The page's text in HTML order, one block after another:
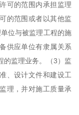
可的范围内承担监理
的范围或者以其他监
位与被监理工程的施
供应单位有隶属关系
的监理业务。（3）监
、设计文件和建设工
理，并对施工质量承